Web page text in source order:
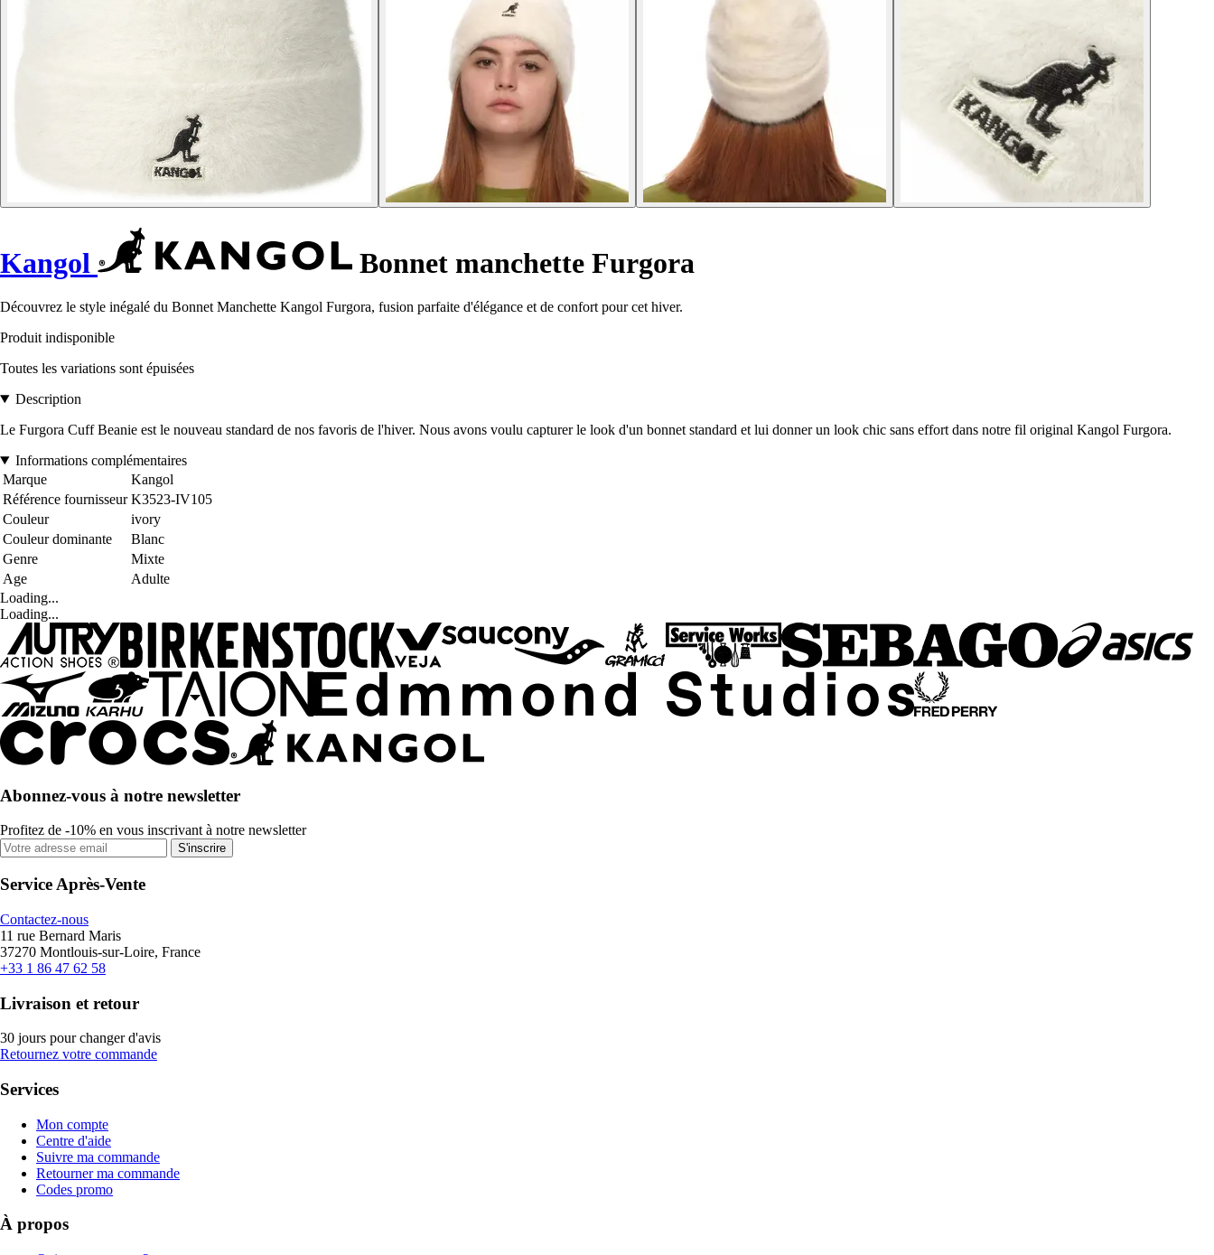
Kangol Bonnet manchette Furgora
Découvrez le style inégalé du Bonnet Manchette Kangol Furgora, fusion parfaite d'élégance et de confort pour cet hiver.
Produit indisponible
Toutes les variations sont épuisées
Description
Le Furgora Cuff Beanie est le nouveau standard de nos favoris de l'hiver. Nous avons voulu capturer le look d'un bonnet standard et lui donner un look chic sans effort dans notre fil original Kangol Furgora.
Informations complémentaires
Marque
Kangol
Référence fournisseur K3523-IV105
Couleur
ivory
Couleur dominante
Blanc
Genre
Mixte
Age
Adulte
Loading...
Loading...
Abonnez-vous à notre newsletter
Profitez de -10% en vous inscrivant à notre newsletter
S'inscrire
Service Après-Vente
Contactez-nous
11 rue Bernard Maris
37270 Montlouis-sur-Loire, France
+33 1 86 47 62 58
Livraison et retour
30 jours pour changer d'avis
Retournez votre commande
Services
Mon compte
Centre d'aide
Suivre ma commande
Retourner ma commande
Codes promo
À propos